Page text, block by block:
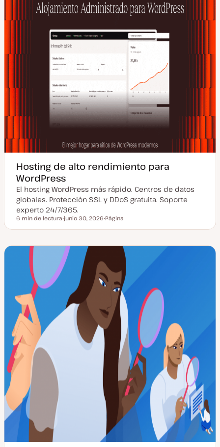
Hosting de alto rendimiento para
WordPress
El hosting WordPress más rápido. Centros de datos
globales. Protección SSL y DDoS gratuita. Soporte
experto 24/7/365.
Tiempo de lectura
6 min de lectura
e
h
a
a
c
t
a
d
junio 30, 2026
i
o
p
s
t
Página